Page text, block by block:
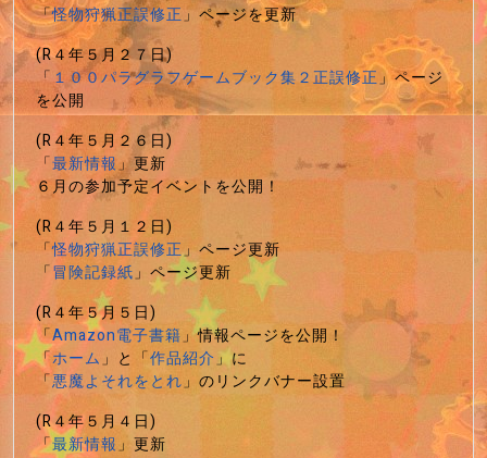
「怪物狩猟正誤修正」ページを更新
(R４年５月２７日)
「１００パラグラフゲームブック集２正誤修正」ページ
を公開
(R４年５月２６日)
「最新情報」更新
６月の参加予定イベントを公開！
(R４年５月１２日)
「怪物狩猟正誤修正」ページ更新
「冒険記録紙」ページ更新
(R４年５月５日)
「Amazon電子書籍」情報ページを公開！
「ホーム」と「作品紹介」に
「悪魔よそれをとれ」のリンクバナー設置
(R４年５月４日)
「最新情報」更新